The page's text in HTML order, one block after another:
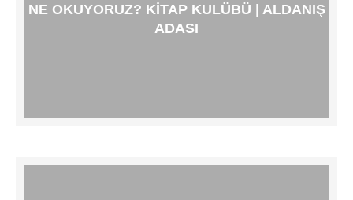
NE OKUYORUZ? KITAP KULÜBÜ | ALDANIŞ
ADASI